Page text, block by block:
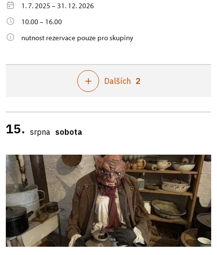
1. 7. 2025 – 31. 12. 2026
10.00 – 16.00
nutnost rezervace pouze pro skupiny
Dalších 2
15. srpna sobota